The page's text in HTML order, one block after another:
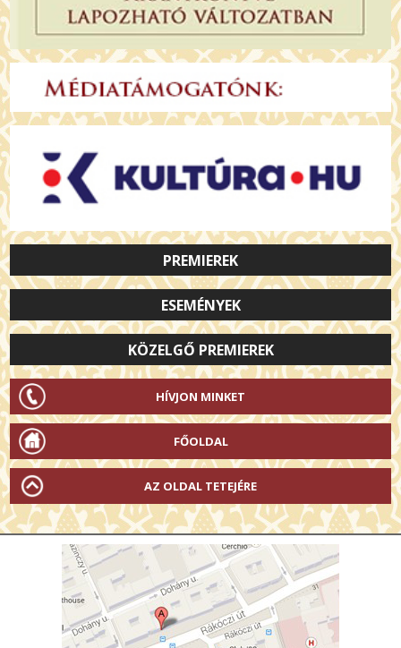
PREMIEREK
ESEMÉNYEK
KÖZELGŐ PREMIEREK
HÍVJON MINKET
FŐOLDAL
AZ OLDAL TETEJÉRE